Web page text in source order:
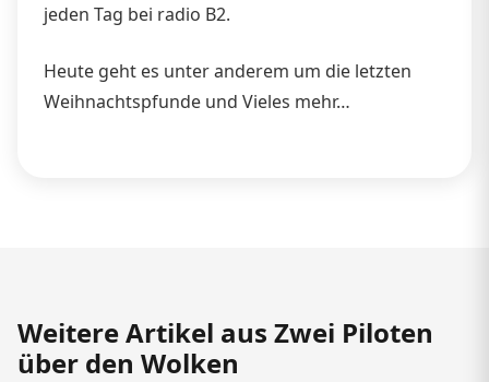
jeden Tag bei radio B2.
Heute geht es unter anderem um die letzten
Weihnachtspfunde und Vieles mehr…
Weitere Artikel aus Zwei Piloten
über den Wolken